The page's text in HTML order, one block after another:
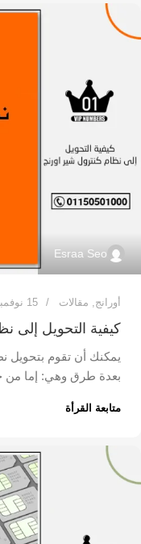
Esraa Seo
أورانج, مقالات 15 نوفمبر 2022
كيفية التحويل إلى
يمكنك أن تقوم بتحويل
بعدة طرق وهي: إما من خلال
متابعة القرأة